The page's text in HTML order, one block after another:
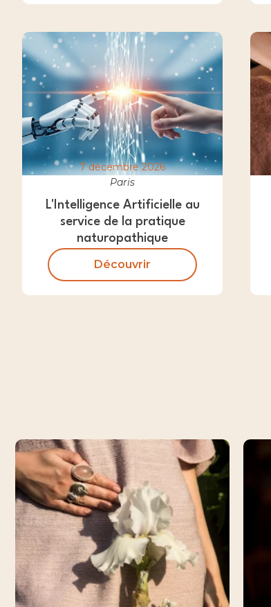
7 décembre 2026
Paris
L'Intelligence Artificielle au
service de la pratique
naturopathique
Découvrir